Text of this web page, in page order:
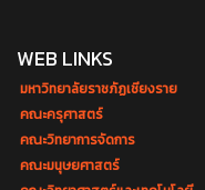
WEB LINKS
มหาวิทยาลัยราชภัฏเชียงราย
คณะครุศาสตร์
คณะวิทยาการจัดการ
คณะมนุษยศาสตร์